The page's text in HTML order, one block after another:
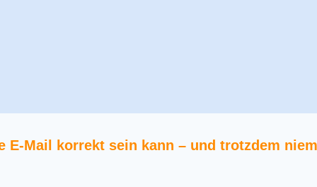
E-Mail korrekt sein kann – und trotzdem